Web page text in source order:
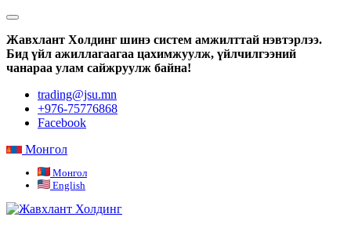
Жавхлант Холдинг шинэ систем амжилттай нэвтэрлээ.
Бид үйл ажиллагаагаа цахимжуулж, үйлчилгээний
чанараа улам сайжруулж байна!
trading@jsu.mn
+976-75776868
Facebook
Монгол
Монгол
English